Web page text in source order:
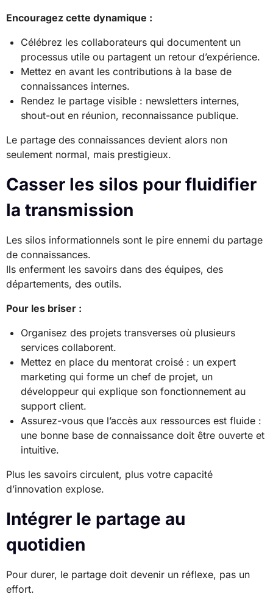
Encouragez cette dynamique :
Célébrez les collaborateurs qui documentent un
processus utile ou partagent un retour d’expérience.
Mettez en avant les contributions à la base de
connaissances internes.
Rendez le partage visible : newsletters internes,
shout-out en réunion, reconnaissance publique.
Le partage des connaissances devient alors non
seulement normal, mais prestigieux.
Casser les silos pour fluidifier
la transmission
Les silos informationnels sont le pire ennemi du partage
de connaissances.
Ils enferment les savoirs dans des équipes, des
départements, des outils.
Pour les briser :
Organisez des projets transverses où plusieurs
services collaborent.
Mettez en place du mentorat croisé : un expert
marketing qui forme un chef de projet, un
développeur qui explique son fonctionnement au
support client.
Assurez-vous que l’accès aux ressources est fluide :
une bonne base de connaissance doit être ouverte et
intuitive.
Plus les savoirs circulent, plus votre capacité
d’innovation explose.
Intégrer le partage au
quotidien
Pour durer, le partage doit devenir un réflexe, pas un
effort.